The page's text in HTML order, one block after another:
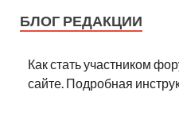
БЛОГ РЕДАКЦИИ
Как стать участником
сайте. Подробная